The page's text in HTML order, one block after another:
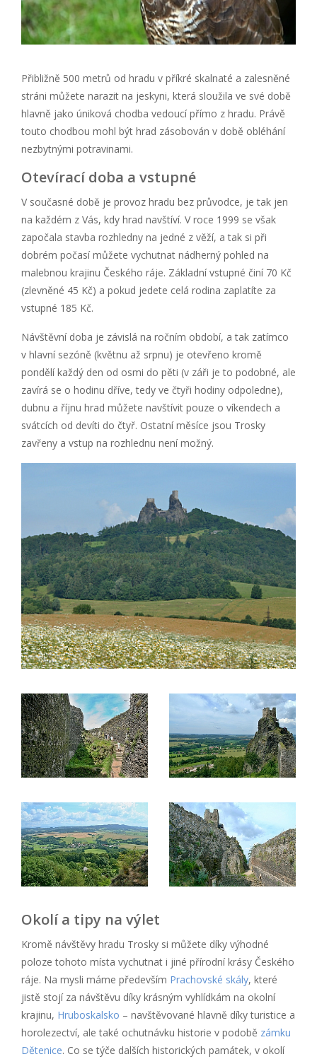
Přibližně 500 metrů od hradu v příkré skalnaté a zalesněné
stráni můžete narazit na jeskyni, která sloužila ve své době
hlavně jako úniková chodba vedoucí přímo z hradu. Právě
touto chodbou mohl být hrad zásobován v době obléhání
nezbytnými potravinami.
Otevírací doba a vstupné
V současné době je provoz hradu bez průvodce, je tak jen
na každém z Vás, kdy hrad navštíví. V roce 1999 se však
započala stavba rozhledny na jedné z věží, a tak si při
dobrém počasí můžete vychutnat nádherný pohled na
malebnou krajinu Českého ráje. Základní vstupné činí 70 Kč
(zlevněné 45 Kč) a pokud jedete celá rodina zaplatíte za
vstupné 185 Kč.
Návštěvní doba je závislá na ročním období, a tak zatímco
v hlavní sezóně (květnu až srpnu) je otevřeno kromě
pondělí každý den od osmi do pěti (v záři je to podobné, ale
zavírá se o hodinu dříve, tedy ve čtyři hodiny odpoledne),
dubnu a říjnu hrad můžete navštívit pouze o víkendech a
svátcích od devíti do čtyř. Ostatní měsíce jsou Trosky
zavřeny a vstup na rozhlednu není možný.
Okolí a tipy na výlet
Kromě návštěvy hradu Trosky si můžete díky výhodné
poloze tohoto místa vychutnat i jiné přírodní krásy Českého
ráje. Na mysli máme především Prachovské skály, které
jistě stojí za návštěvu díky krásným vyhlídkám na okolní
krajinu, Hruboskalsko – navštěvované hlavně díky turistice a
horolezectví, ale také ochutnávku historie v podobě zámku
Dětenice. Co se týče dalších historických památek, v okolí